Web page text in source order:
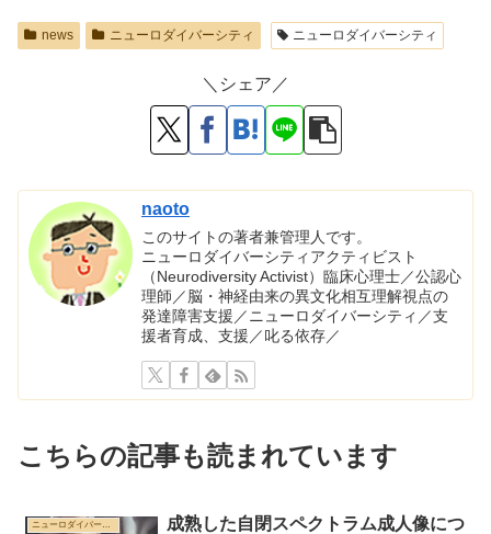
news ニューロダイバーシティ ニューロダイバーシティ
＼シェア／
naoto
このサイトの著者兼管理人です。
ニューロダイバーシティアクティビスト
（Neurodiversity Activist）臨床心理士／公認心
理師／脳・神経由来の異文化相互理解視点の
発達障害支援／ニューロダイバーシティ／支
援者育成、支援／叱る依存／
こちらの記事も読まれています
ニューロダイバーシティ
成熟した自閉スペクトラム成人像につ